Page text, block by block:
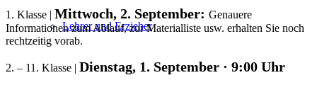
Lehrer und Erzieher
1. Klasse | Mittwoch, 2. September: Genauere
Informationen zum Ablauf, zur Materialliste usw. erhalten Sie noch
rechtzeitig vorab.
2. – 11. Klasse | Dienstag, 1. September · 9:00 Uhr